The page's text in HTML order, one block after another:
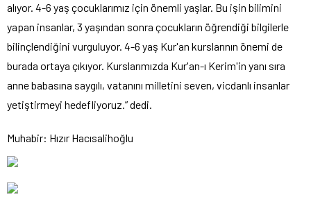
alıyor. 4-6 yaş çocuklarımız için önemli yaşlar. Bu işin bilimini
yapan insanlar, 3 yaşından sonra çocukların öğrendiği bilgilerle
bilinçlendiğini vurguluyor. 4-6 yaş Kur'an kurslarının önemi de
burada ortaya çıkıyor. Kurslarımızda Kur'an-ı Kerim'in yanı sıra
anne babasına saygılı, vatanını milletini seven, vicdanlı insanlar
yetiştirmeyi hedefliyoruz.” dedi.
Muhabir: Hızır Hacısalihoğlu